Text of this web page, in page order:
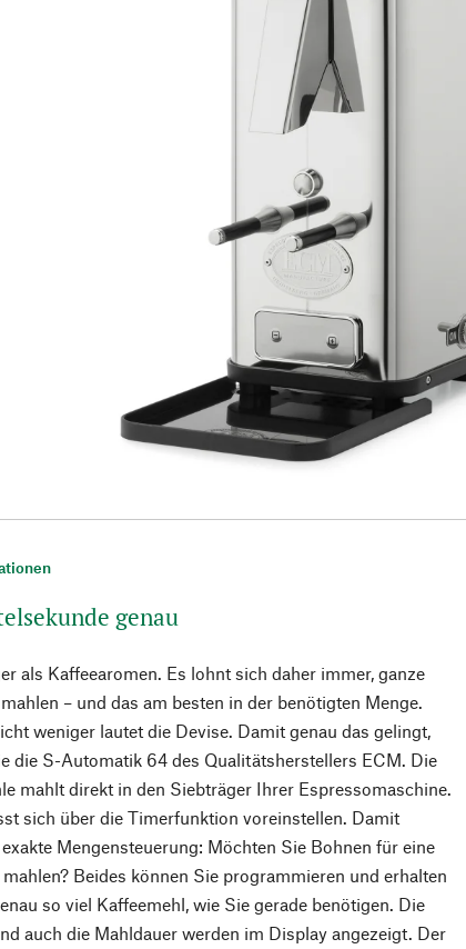
genau
als Kaffeearomen. Es lohnt sich daher immer, ganze
– und das am besten in der benötigten Menge.
weniger lautet die Devise. Damit genau das gelingt,
die S-Automatik 64 des Qualitätsherstellers ECM. Die
mahlt direkt in den Siebträger Ihrer Espressomaschine.
sich über die Timerfunktion voreinstellen. Damit
Mengensteuerung: Möchten Sie Bohnen für eine
Beides können Sie programmieren und erhalten
so viel Kaffeemehl, wie Sie gerade benötigen. Die
auch die Mahldauer werden im Display angezeigt. Der